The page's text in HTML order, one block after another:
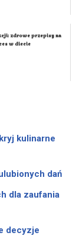
zdrowe przepisy na
w diecie
kulinarne
dań
dla zaufania
decyzje